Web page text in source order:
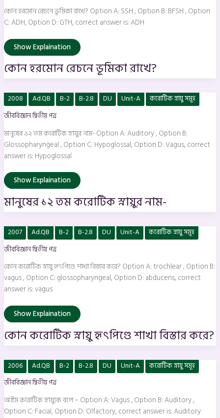
কোন হরমোন রেচনে ভূমিকা রাখে? Option A: SSH , Option B: BFSH , Option
C: ADH, Option D: GTH, correct answer is: ADH
Show Explaination
কোন হরমোন রেচনে ভূমিকা রাখে?
2008 Ad.QB B-2 B-2.8 DU Unit-A
করোটিক স্নায়ু সমূহ
জীববিজ্ঞান দ্বিতীয় পত্র
মানুষের ১২ তম করোটিক স্নায়ুর নাম- Option A: Auditory , Option B:
Glossopharyngeal , Option C: Hypoglossal, Option D: Vagus, correct
answer is: Hypoglossal
মানুষের
১২
তম
করোটিক
নাম-
Show Explaination
মানুষের ১২ তম করোটিক স্নায়ুর নাম-
2007 Ad.QB B-2 B-2.8 DU Unit-A
করোটিক স্নায়ু সমূহ
জীববিজ্ঞান দ্বিতীয় পত্র
কোন করোটিক স্নায়ু হৃৎপিণ্ডে শাখা বিস্তার করে? Option A: trochlear , Option B:
vagus , Option C: glossopharyngeal, Option D: abducens, correct
answer is: vagus
কোন
করোটিক
স্নায়ু
হৃৎপিণ্ডে
বিস্তার
করে?
Show Explaination
কোন করোটিক স্নায়ু হৃৎপিণ্ডে শাখা বিস্তার করে?
2006 Ad.QB B-2 B-2.8 DU Unit-A
করোটিক স্নায়ু সমূহ
জীববিজ্ঞান দ্বিতীয় পত্র
অষ্টম করোটিক স্নায়ুকে বলে – Option A: Vagus , Option B: Auditory ,
Option C: Facial, Option D: Olfactory, correct answer is: Auditory
অষ্টম
করোটিক
স্নায়ুকে
বলে